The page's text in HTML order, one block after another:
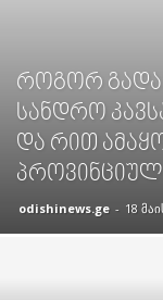
როგორ
სანდრო
და რით
odishinews.ge - 18